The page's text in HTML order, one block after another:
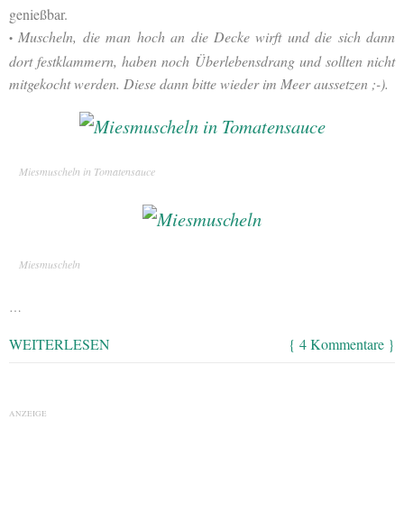
genießbar.
• Muscheln, die man hoch an die Decke wirft und die sich dann
dort festklammern, haben noch Überlebensdrang und sollten nicht
mitgekocht werden. Diese dann bitte wieder im Meer aussetzen ;-).
Miesmuscheln in Tomatensauce
Miesmuscheln
…
WEITERLESEN { 4 Kommentare }
ANZEIGE